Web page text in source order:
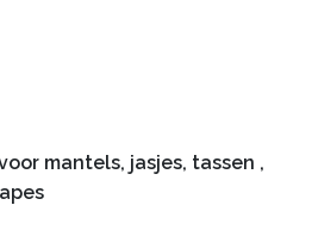
mantels, jasjes, tassen ,